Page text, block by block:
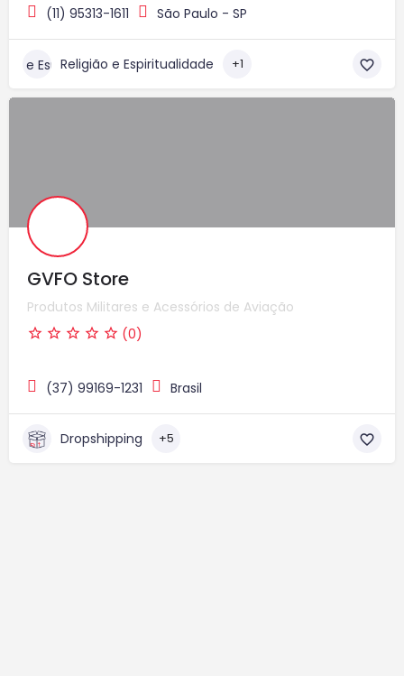
(11) 95313-1611 São Paulo - SP
Religião e Espiritualidade +1
GVFO Store
Produtos Militares e Acessórios de Aviação
(0)
(37) 99169-1231 Brasil
Dropshipping +5